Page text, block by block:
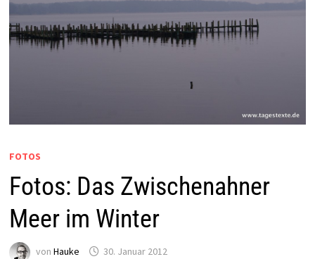
FOTOS
Fotos: Das Zwischenahner
Meer im Winter
von Hauke 30. Januar 2012